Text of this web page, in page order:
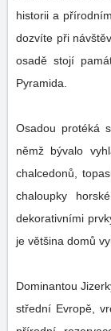
historii a
dozvíte při
osadě stojí
Pyramida.
Osadou protéká
němž bývalo
chalcedonů,
chaloupky
dekorativními
je většina domů
Dominantou
střední Evropě,